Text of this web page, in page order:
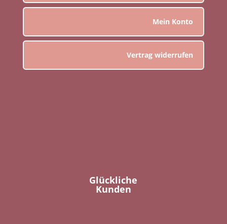
Mein Konto
Vertrag widerrufen
Glückliche
Kunden